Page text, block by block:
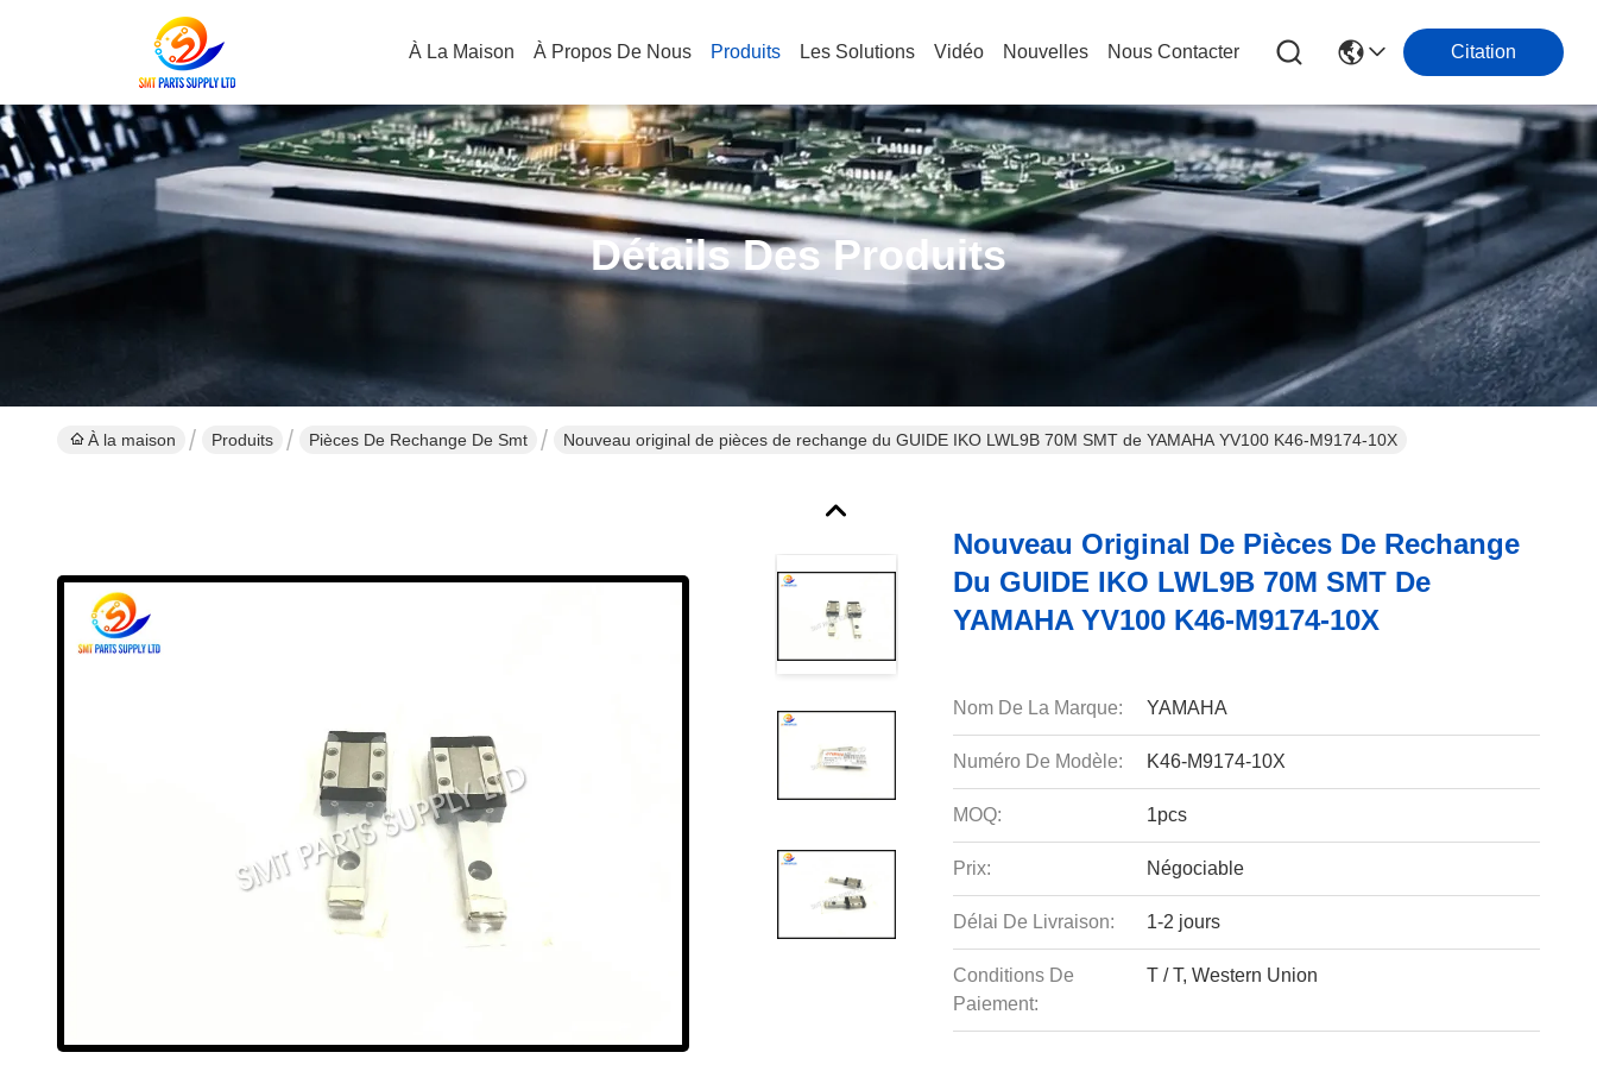
À La Maison À Propos De Nous Produits Les Solutions Vidéo Nouvelles Nous Contacter Citation
Détails Des Produits
À la maison Produits Pièces De Rechange De Smt Nouveau original de pièces de rechange du GUIDE IKO LWL9B 70M SMT de YAMAHA YV100 K46-M9174-10X
Nouveau Original De Pièces De Rechange
Du GUIDE IKO LWL9B 70M SMT De
YAMAHA YV100 K46-M9174-10X
Nom De La Marque: YAMAHA
Numéro De Modèle: K46-M9174-10X
MOQ: 1pcs
Prix: Négociable
Délai De Livraison: 1-2 jours
Conditions De
Paiement:
T / T, Western Union